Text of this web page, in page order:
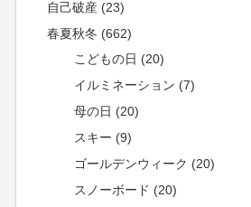
自己破産 (23)
春夏秋冬 (662)
こどもの日 (20)
イルミネーション (7)
母の日 (20)
スキー (9)
ゴールデンウィーク (20)
スノーボード (20)